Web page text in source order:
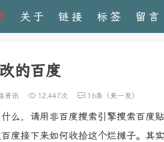
关于 链接 标签 留言
的百度
资讯 12,447次 16条（来一发）
么，请用非百度搜索引擎搜索百度
度接下来如何收拾这个烂摊子。其